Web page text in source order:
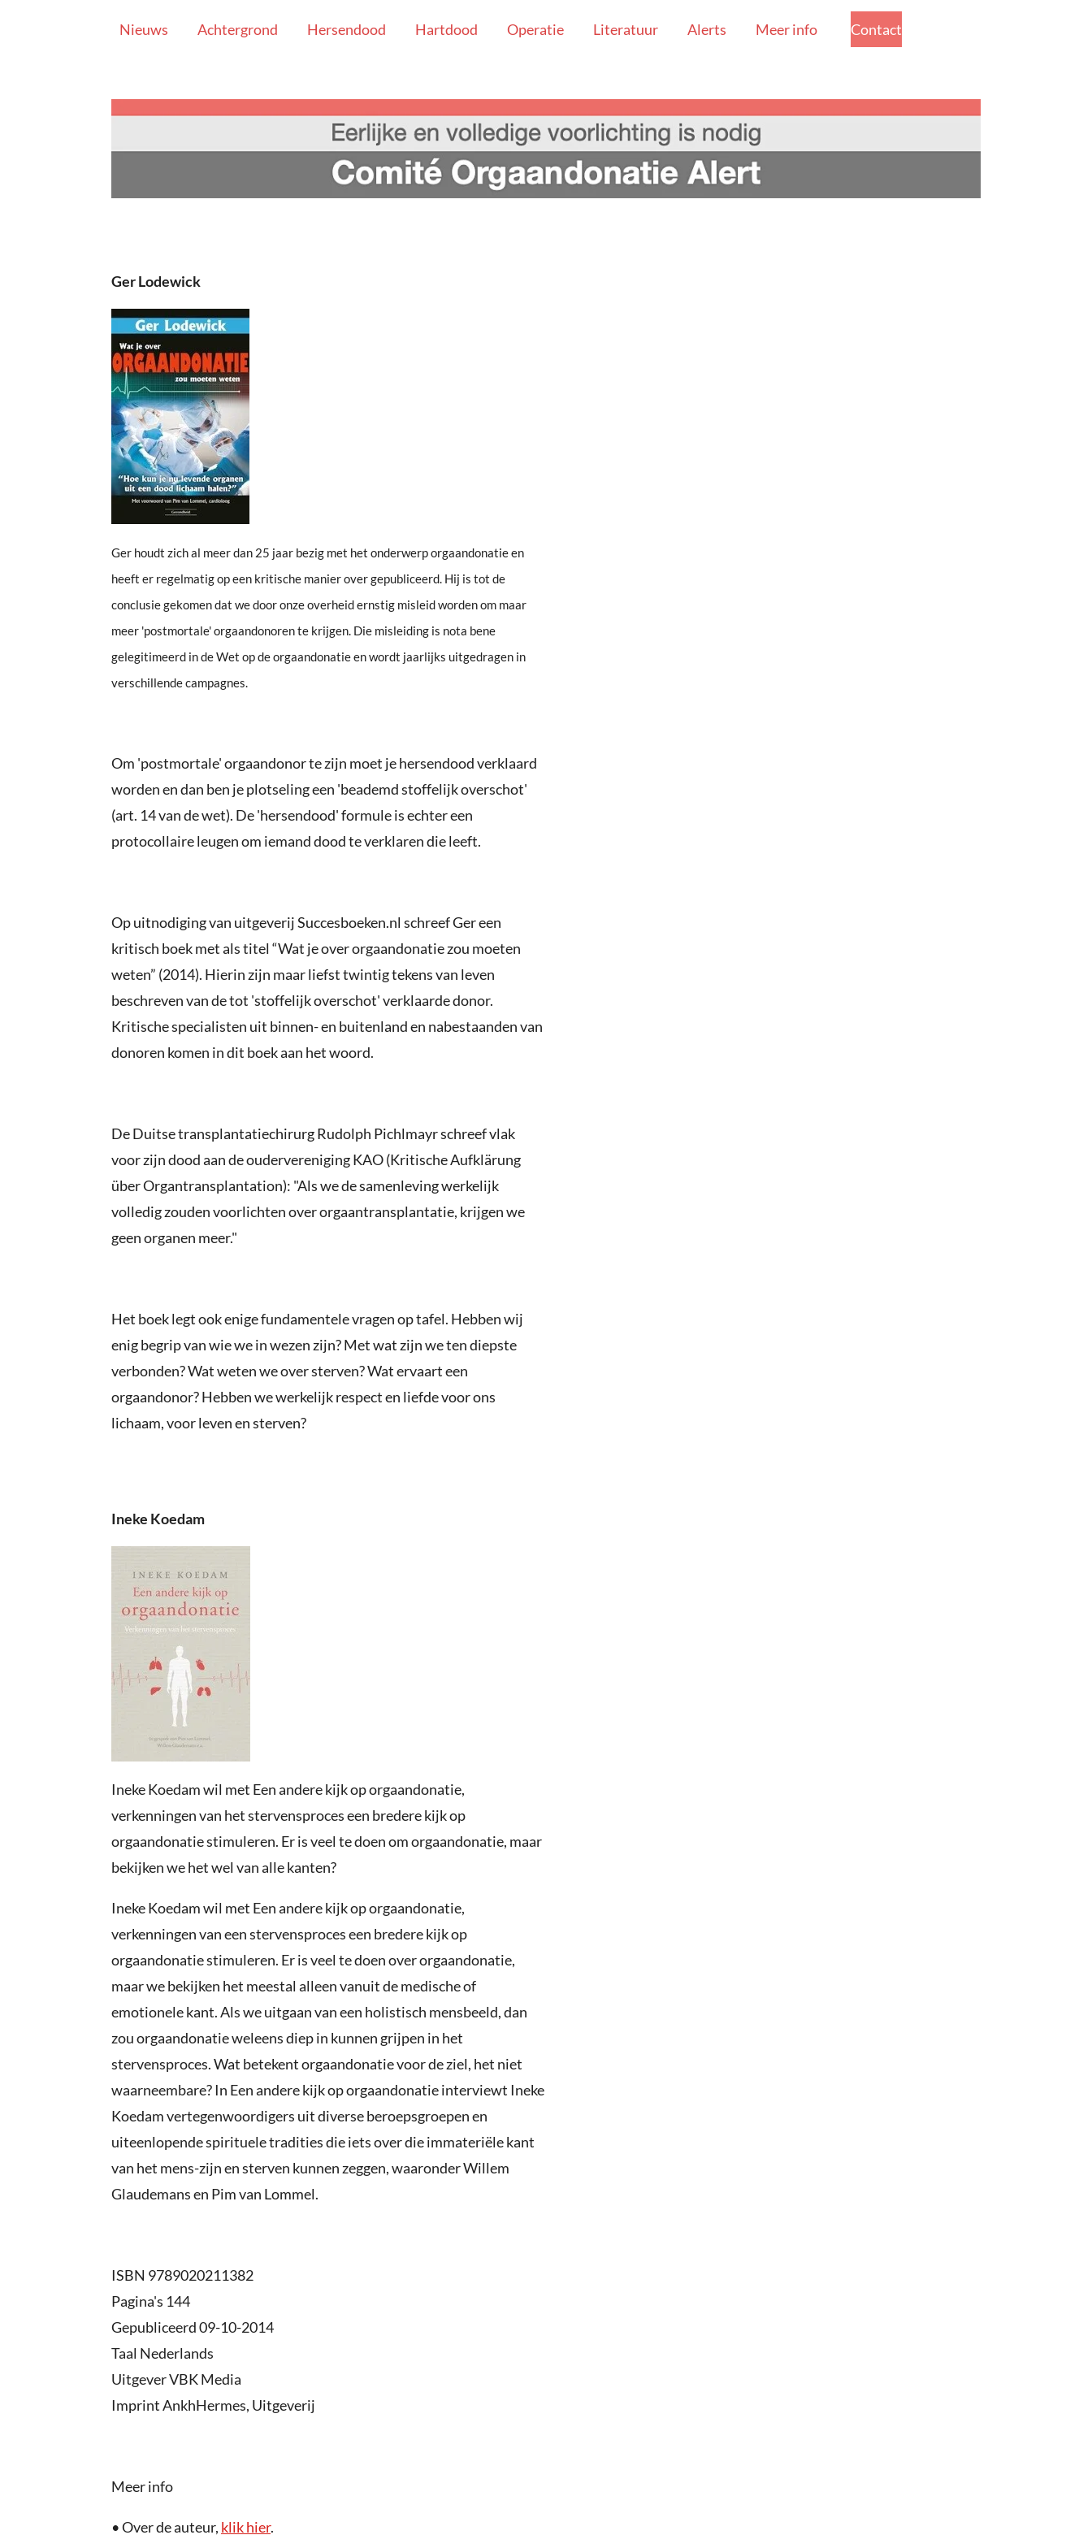
Nieuws Achtergrond Hersendood Hartdood Operatie Literatuur Alerts Meer info Contact
Ger Lodewick
Ger houdt zich al meer dan 25 jaar bezig met het onderwerp orgaandonatie en
heeft er regelmatig op een kritische manier over gepubliceerd. Hij is tot de
conclusie gekomen dat we door onze overheid ernstig misleid worden om maar
meer 'postmortale' orgaandonoren te krijgen. Die misleiding is nota bene
gelegitimeerd in de Wet op de orgaandonatie en wordt jaarlijks uitgedragen in
verschillende campagnes.
Om 'postmortale' orgaandonor te zijn moet je hersendood verklaard
worden en dan ben je plotseling een 'beademd stoffelijk overschot'
(art. 14 van de wet). De 'hersendood' formule is echter een
protocollaire leugen om iemand dood te verklaren die leeft.
Op uitnodiging van uitgeverij Succesboeken.nl schreef Ger een
kritisch boek met als titel “Wat je over orgaandonatie zou moeten
weten” (2014). Hierin zijn maar liefst twintig tekens van leven
beschreven van de tot 'stoffelijk overschot' verklaarde donor.
Kritische specialisten uit binnen- en buitenland en nabestaanden van
donoren komen in dit boek aan het woord.
De Duitse transplantatiechirurg Rudolph Pichlmayr schreef vlak
voor zijn dood aan de oudervereniging KAO (Kritische Aufklärung
über Organtransplantation): "Als we de samenleving werkelijk
volledig zouden voorlichten over orgaantransplantatie, krijgen we
geen organen meer."
Het boek legt ook enige fundamentele vragen op tafel. Hebben wij
enig begrip van wie we in wezen zijn? Met wat zijn we ten diepste
verbonden? Wat weten we over sterven? Wat ervaart een
orgaandonor? Hebben we werkelijk respect en liefde voor ons
lichaam, voor leven en sterven?
Ineke Koedam
Ineke Koedam wil met Een andere kijk op orgaandonatie,
verkenningen van het stervensproceseen bredere kijk op
orgaandonatie stimuleren. Er is veel te doen om orgaandonatie, maar
bekijken we het wel van alle kanten?
Ineke Koedam wil met Een andere kijk op orgaandonatie,
verkenningen van een stervensproceseen bredere kijk op
orgaandonatie stimuleren. Er is veel te doen over orgaandonatie,
maar we bekijken het meestal alleen vanuit de medische of
emotionele kant. Als we uitgaan van een holistisch mensbeeld, dan
zou orgaandonatie weleens diep in kunnen grijpen in het
stervensproces. Wat betekent orgaandonatie voor de ziel, het niet
waarneembare? In Een andere kijk op orgaandonatie interviewt Ineke
Koedam vertegenwoordigers uit diverse beroepsgroepen en
uiteenlopende spirituele tradities die iets over die immateriële kant
van het mens-zijn en sterven kunnen zeggen, waaronder Willem
Glaudemans en Pim van Lommel.
ISBN 9789020211382
Pagina's 144
Gepubliceerd 09-10-2014
Taal Nederlands
Uitgever VBK Media
Imprint AnkhHermes, Uitgeverij
Meer info
• Over de auteur, klik hier.